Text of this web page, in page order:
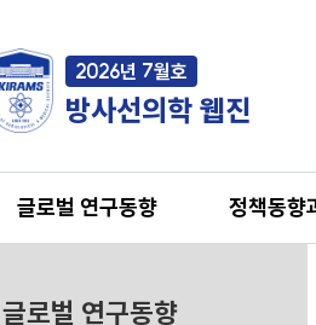
2026년 7월호
방사선의학 웹진
글로벌 연구동향 정책동향
글로벌 연구동향